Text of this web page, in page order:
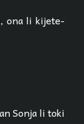
ona li ki­je­te­
Sonja li toki